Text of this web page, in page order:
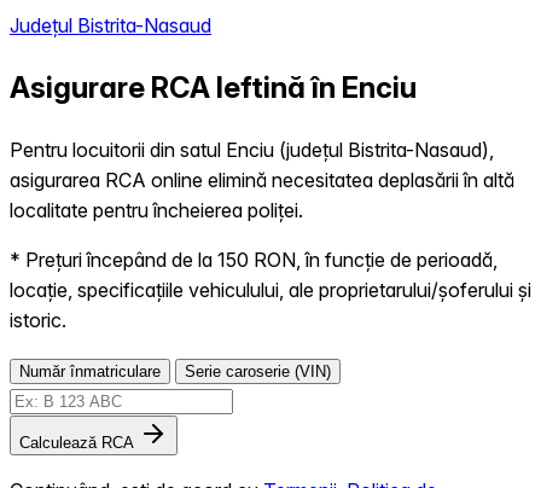
Județul Bistrita-Nasaud
Asigurare RCA Ieftină în Enciu
Pentru locuitorii din satul Enciu (județul Bistrita-Nasaud),
asigurarea RCA online elimină necesitatea deplasării în altă
localitate pentru încheierea poliței.
* Prețuri începând de la 150 RON, în funcție de perioadă,
locație, specificațiile vehiculului, ale proprietarului/șoferului și
istoric.
Număr înmatriculare Serie caroserie (VIN)
Calculează RCA